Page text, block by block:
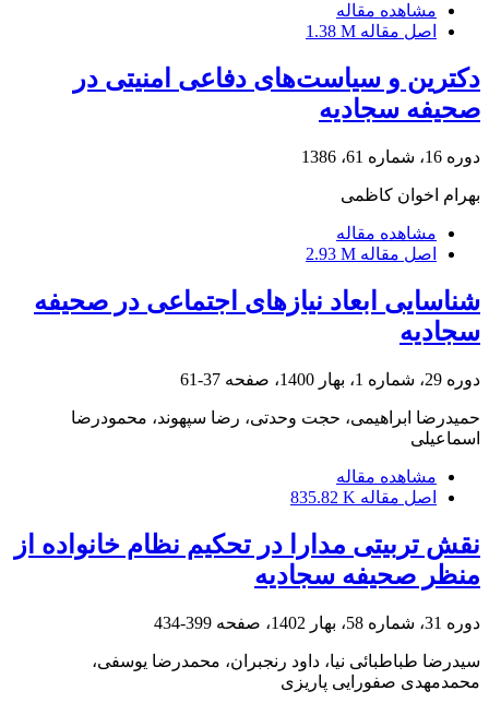
مشاهده مقاله
اصل مقاله 1.38 M
دکترین و سیاست‌های دفاعی امنیتی در
صحیفه سجادیه
دوره 16، شماره 61، 1386
بهرام اخوان کاظمی
مشاهده مقاله
اصل مقاله 2.93 M
شناسایی ابعاد نیازهای اجتماعی در صحیفه
سجادیه
دوره 29، شماره 1، بهار 1400، صفحه 37-61
حمیدرضا ابراهیمی، حجت وحدتی، رضا سپهوند، محمودرضا
اسماعیلی
مشاهده مقاله
اصل مقاله 835.82 K
نقش تربیتی مدارا در تحکیم نظام خانواده از
منظر صحیفه سجادیه
دوره 31، شماره 58، بهار 1402، صفحه 399-434
سیدرضا طباطبائی نیا، داود رنجبران، محمدرضا یوسفی،
محمدمهدی صفورایی پاریزی